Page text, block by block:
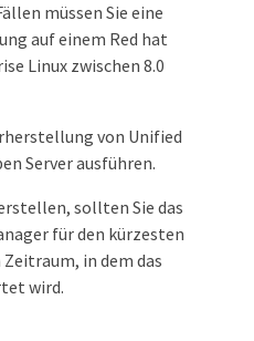
müssen Sie eine
auf einem Red hat
Linux zwischen 8.0
von Unified
Server ausführen.
sollten Sie das
für den kürzesten
in dem das
wird.